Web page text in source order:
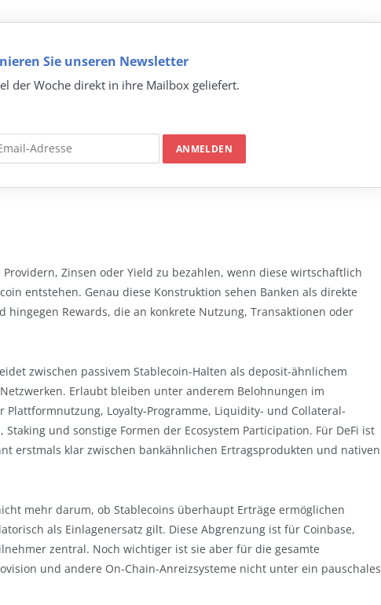
Sie unseren Newsletter
der Woche direkt in ihre Mailbox geliefert.
Zinsen oder Yield zu bezahlen, wenn diese wirtschaftlich
entstehen. Genau diese Konstruktion sehen Banken als direkte
hingegen Rewards, die an konkrete Nutzung, Transaktionen oder
zwischen passivem Stablecoin-Halten als deposit-ähnlichem
Erlaubt bleiben unter anderem Belohnungen im
Loyalty-Programme, Liquidity- und Collateral-
und sonstige Formen der Ecosystem Participation. Für DeFi ist
erstmals klar zwischen bankähnlichen Ertragsprodukten und nativen
mehr darum, ob Stablecoins überhaupt Erträge ermöglichen
als Einlagenersatz gilt. Diese Abgrenzung ist für Coinbase,
zentral. Noch wichtiger ist sie aber für die gesamte
und andere On-Chain-Anreizsysteme nicht unter ein pauschales